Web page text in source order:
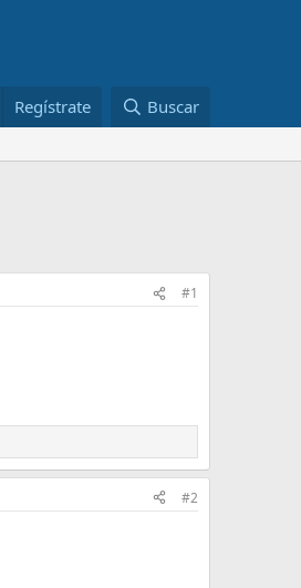
Regístrate Buscar
#1
#2